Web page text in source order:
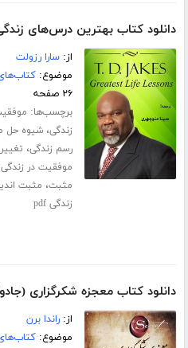
دانلود کتاب بهترین درس‌های
از:سارا رزولت
موضوع:
۲۶ صفحه
برچسب‌ها:
زندگی،شیوه حل
رسم زندگی،
موفقیت در زندگی
مثبت، مثبت
زندگی pdf
دانلود کتاب معجزه شکرگزاری
از:راندا برن
موضوع: